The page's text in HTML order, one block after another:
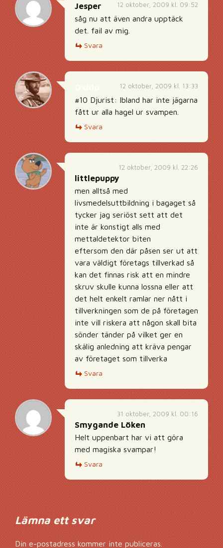
12 oktober, 2009 kl. 09:52
Jesper
såg nu att även andra upptäck
det. fail av mig.
Svara
12 oktober, 2009 kl. 13:33
#10 Djurist: Ibland har inte jägarna
fått ur alla hagel ur svampen.
Svara
12 oktober, 2009 kl. 22:26
littlepuppy
men alltså med
livsmedelsuttbildning i bagaget så
tycker jag seriöst sett att det
inte är konstigt alls med
mettaldetektor biten
eftersom den där påsen ser ut att
vara väldigt företags tillverkad så
kan det finnas risk att en mindre
skruv skulle kunna lossna eller att
det helt enkelt ramlar ner nått i
tillverkningen som de på företagen
inte vill riskera att någon skall bita
sönder tänder på vilket ger en
skälig anledning att kräva pengar
av företaget som tillverka
Svara
31 oktober, 2009 kl. 00:16
Smygande Löken
Helt uppenbart har vi att göra
med magiska svampar!
Svara
Lämna ett svar
Din e-postadress kommer inte publiceras.